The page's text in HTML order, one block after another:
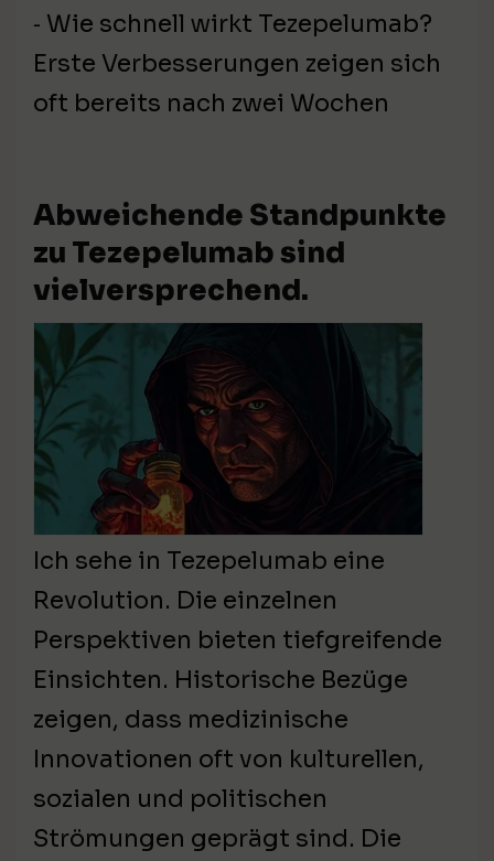
⁃ Wie schnell wirkt Tezepelumab?
Erste Verbesserungen zeigen sich
oft bereits nach zwei Wochen
Abweichende Standpunkte
zu Tezepelumab sind
vielversprechend.
Ich sehe in Tezepelumab eine
Revolution. Die einzelnen
Perspektiven bieten tiefgreifende
Einsichten. Historische Bezüge
zeigen, dass medizinische
Innovationen oft von kulturellen,
sozialen und politischen
Strömungen geprägt sind. Die